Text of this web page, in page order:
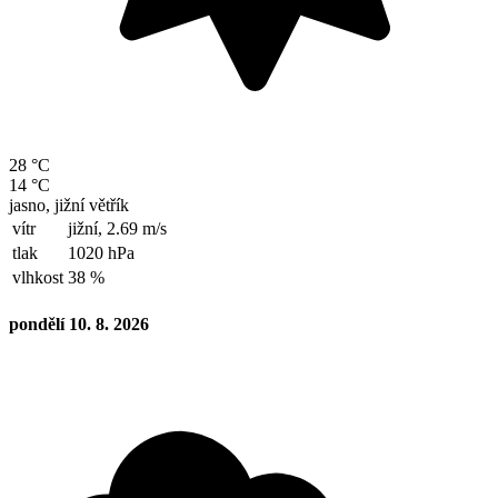
28 °C
14 °C
jasno, jižní větřík
vítr
jižní, 2.69 m/s
tlak
1020 hPa
vlhkost 38 %
pondělí 10. 8. 2026